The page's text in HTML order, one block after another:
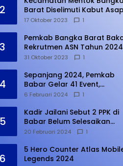
2
Barat Diselimuti Kabut Asap
17 Oktober 2023 1
3
Pemkab Bangka Barat
Rekrutmen ASN Tahun 2024
31 Oktober 2023 1
Sepanjang 2024, Pemkab
Babar Gelar 41 Event,
Meningkat dari Tahun Lalu
6 Februari 2024 1
Kadir Jailani Sebut 2 PPK di
Babar Belum Selesaikan
Rekapitulasi Penghitungan
20 Februari 2024 1
5 Hero Counter Atlas
Legends 2024